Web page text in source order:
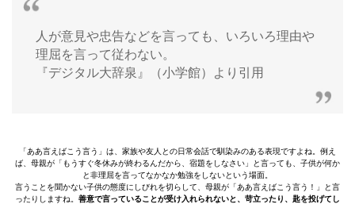
人が意見や忠告などを言っても、いろいろ理由や
理屈を言って従わない。
『デジタル大辞泉』（小学館）より引用
「ああ言えばこう言う」は、家族や友人との日常会話で馴染みのある表現ですよね。例え
ば、母親が「もうすぐ冬休みが終わるんだから、宿題をしなさい」と言っても、子供が何か
と非理屈を言ってなかなか勉強をしないという場面。
言うことを聞かない子供の態度にしびれを切らして、母親が「ああ言えばこう言う！」と言
ったりしますね。 善意で言っていることが受け入れられないと、苛立ったり、匙を投げてし